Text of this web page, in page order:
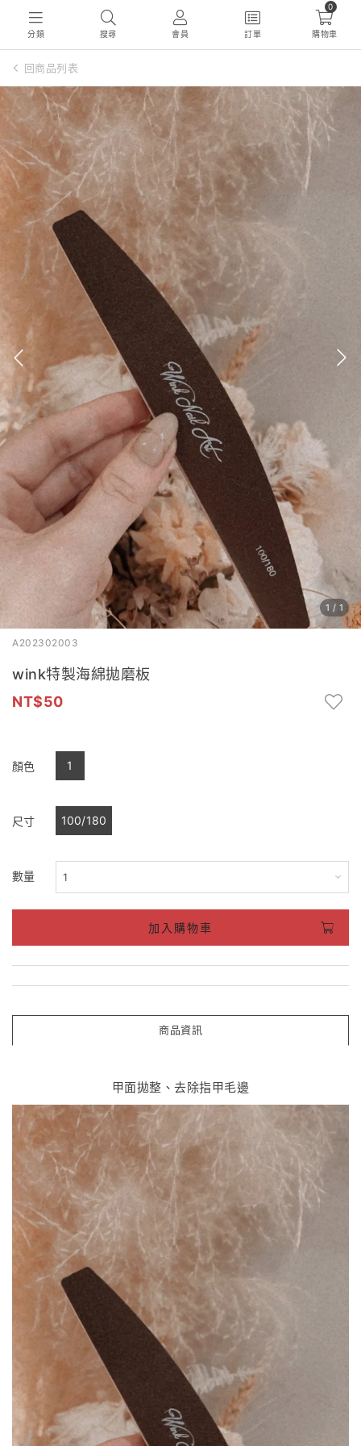
分類 搜尋 會員 訂單
0
購物車
回商品列表
1 / 1
A202302003
wink特製海綿拋磨板
50
顏色 1
尺寸 100/180
數量
加入購物車
商品資訊
甲面拋整、去除指甲毛邊